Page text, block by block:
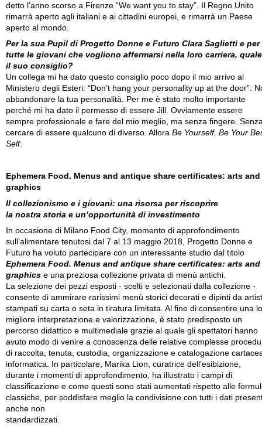
detto l’anno scorso a Firenze “We want you to stay”. Il Regno Unito
rimarrà aperto agli italiani e ai cittadini europei, e rimarrà un Paese
aperto al mondo.
Per la sua Pupil di Progetto Donne e Futuro Clara Saglietti e per
tutte le giovani che vogliono affermarsi nella loro carriera,
il suo consiglio?
Un collega mi ha dato questo consiglio poco dopo il mio arrivo al
Ministero degli Esteri: “Don’t hang your personality up at the door”.
abbandonare la tua personalità. Per me è stato molto importante
perché mi ha dato il permesso di essere Jill. Ovviamente essere
sempre professionale e fare del mio meglio, ma senza fingere.
cercare di essere qualcuno di diverso. Allora Be Yourself, Be Your
Self.
Ephemera Food. Menus and antique share certificates: arts and
graphics
Il collezionismo e i giovani: una risorsa per riscoprire
la nostra storia e un’opportunità di investimento
In occasione di Milano Food City, momento di approfondimento
sull’alimentare tenutosi dal 7 al 13 maggio 2018, Progetto Donne e
Futuro ha voluto partecipare con un interessante studio dal titolo
Ephemera Food. Menus and antique share certificates: arts and
graphics e una preziosa collezione privata di menù antichi.
La selezione dei pezzi esposti - scelti e selezionati dalla collezione -
consente di ammirare rarissimi menù storici decorati e dipinti da
stampati su carta o seta in tiratura limitata. Al fine di consentire una
migliore interpretazione e valorizzazione, è stato predisposto un
percorso didattico e multimediale grazie al quale gli spettatori hanno
avuto modo di venire a conoscenza delle relative complesse
di raccolta, tenuta, custodia, organizzazione e catalogazione
informatica. In particolare, Marika Lion, curatrice dell’esibizione,
durante i momenti di approfondimento, ha illustrato i campi di
classificazione e come questi sono stati aumentati rispetto alle
classiche, per soddisfare meglio la condivisione con tutti i dati
anche non
standardizzati.